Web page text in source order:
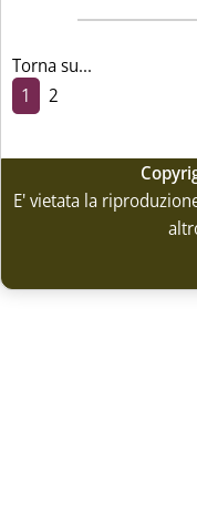
Torna su...
1
2
E' vietata la